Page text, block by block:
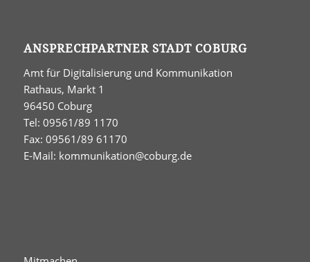
ANSPRECHPARTNER STADT COBURG
Amt für Digitalisierung und Kommunikation
Rathaus, Markt 1
96450 Coburg
Tel: 09561/89 1170
Fax: 09561/89 61170
E-Mail: kommunikation@coburg.de